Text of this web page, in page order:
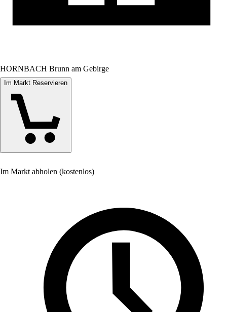
HORNBACH Brunn am Gebirge
Im Markt Reservieren
Im Markt abholen (kostenlos)